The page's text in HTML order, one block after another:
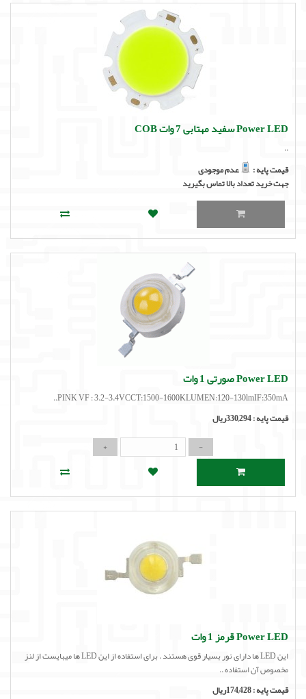
Power LED سفید مهتابی 7 وات COB
..
قیمت پایه :
عدم موجودی
جهت خرید تعداد بالا تماس بگیرید
Power LED صورتی 1 وات
PINK VF : 3.2-3.4VCCT:1500-1600KLUMEN:120-130lmIF:350mA..
قیمت پایه :330,294ریال
Power LED قرمز 1 وات
این LED ها دارای نور بسیار قوی هستند . برای استفاده از این LED ها میبایست از لنز
مخصوص آن استفاده ..
قیمت پایه :174,428ریال